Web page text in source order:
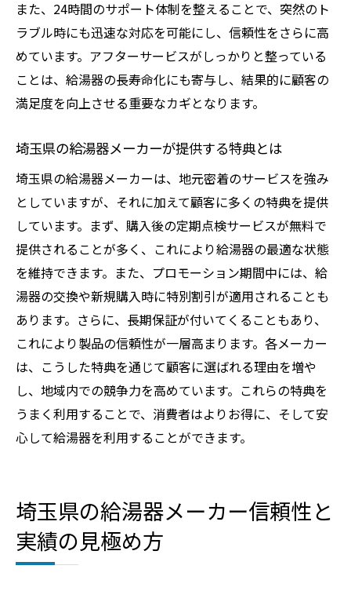
また、24時間のサポート体制を整えることで、突然のト
ラブル時にも迅速な対応を可能にし、信頼性をさらに高
めています。アフターサービスがしっかりと整っている
ことは、給湯器の長寿命化にも寄与し、結果的に顧客の
満足度を向上させる重要なカギとなります。
埼玉県の給湯器メーカーが提供する特典とは
埼玉県の給湯器メーカーは、地元密着のサービスを強み
としていますが、それに加えて顧客に多くの特典を提供
しています。まず、購入後の定期点検サービスが無料で
提供されることが多く、これにより給湯器の最適な状態
を維持できます。また、プロモーション期間中には、給
湯器の交換や新規購入時に特別割引が適用されることも
あります。さらに、長期保証が付いてくることもあり、
これにより製品の信頼性が一層高まります。各メーカー
は、こうした特典を通じて顧客に選ばれる理由を増や
し、地域内での競争力を高めています。これらの特典を
うまく利用することで、消費者はよりお得に、そして安
心して給湯器を利用することができます。
埼玉県の給湯器メーカー信頼性と
実績の見極め方